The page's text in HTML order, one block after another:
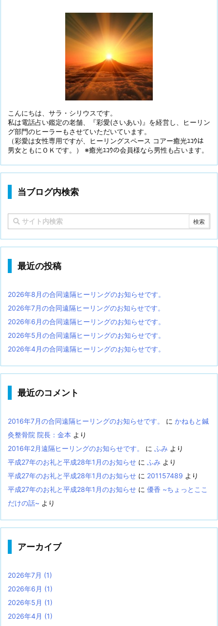
こんにちは、サラ・シリウスです。
私は電話占い鑑定の老舗、『彩愛(さいあい)』を経営し、ヒーリン
グ部門のヒーラーもさせていただいています。
（彩愛は女性専用ですが、ヒーリングスペース コアー癒光ﾕｺｳは
男女ともにＯＫです。） ※癒光ﾕｺｳの会員様なら男性も占います。
当ブログ内検索
最近の投稿
2026年8月の合同遠隔ヒーリングのお知らせです。
2026年7月の合同遠隔ヒーリングのお知らせです。
2026年6月の合同遠隔ヒーリングのお知らせです。
2026年5月の合同遠隔ヒーリングのお知らせです。
2026年4月の合同遠隔ヒーリングのお知らせです。
最近のコメント
2016年7月の合同遠隔ヒーリングのお知らせです。 に かねもと鍼
灸整骨院 院長：金本 より
2016年2月遠隔ヒーリングのお知らせです。
に ふみ より
平成27年のお礼と平成28年1月のお知らせ に ふみ より
平成27年のお礼と平成28年1月のお知らせ に 201157489 より
平成27年のお礼と平成28年1月のお知らせ に 優香 ~ちょっとここ
だけの話~ より
アーカイブ
2026年7月 (1)
2026年6月 (1)
2026年5月 (1)
2026年4月 (1)